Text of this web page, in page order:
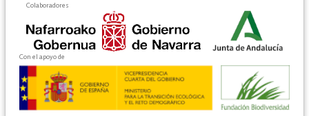
Colaboradores
Con el apoyo de